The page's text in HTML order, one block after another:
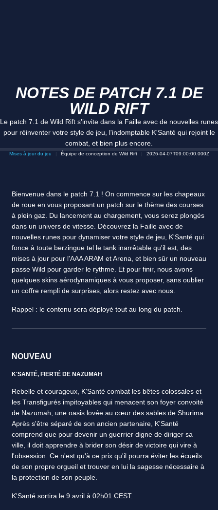
NOTES DE PATCH 7.1 DE
WILD RIFT
Le patch 7.1 de Wild Rift s'invite dans la Faille avec de nouvelles runes
pour réinventer votre style de jeu, l'indomptable K'Santé qui rejoint le
combat, et bien plus encore.
Mises à jour du jeu Équipe de conception de Wild Rift 2026-04-07T09:00:00.000Z
Bienvenue dans le patch 7.1 ! On commence sur les chapeaux
de roue en vous proposant un patch sur le thème des courses
à plein gaz. Du lancement au chargement, vous serez plongés
dans un univers de vitesse. Découvrez la Faille avec de
nouvelles runes pour dynamiser votre style de jeu, K'Santé qui
fonce à toute berzingue tel le tank inarrêtable qu'il est, des
mises à jour pour l'AAA ARAM et Arena, et bien sûr un nouveau
passe Wild pour garder le rythme. Et pour finir, nous avons
quelques skins aérodynamiques à vous proposer, sans oublier
un coffre rempli de surprises, alors restez avec nous.
Rappel : le contenu sera déployé tout au long du patch.
NOUVEAU
K'SANTÉ, FIERTÉ DE NAZUMAH
Rebelle et courageux, K'Santé combat les bêtes colossales et
les Transfigurés impitoyables qui menacent son foyer convoité
de Nazumah, une oasis lovée au cœur des sables de Shurima.
Après s'être séparé de son ancien partenaire, K'Santé
comprend que pour devenir un guerrier digne de diriger sa
ville, il doit apprendre à brider son désir de victoire qui vire à
l'obsession. Ce n'est qu'à ce prix qu'il pourra éviter les écueils
de son propre orgueil et trouver en lui la sagesse nécessaire à
la protection de son peuple.
K'Santé sortira le 9 avril à 02h01 CEST.